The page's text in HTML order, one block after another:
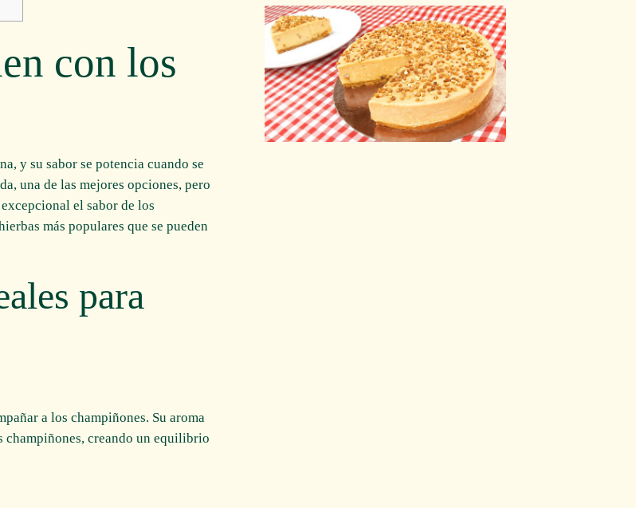
con los
y su sabor se potencia cuando se
una de las mejores opciones, pero
el sabor de los
más populares que se pueden
para
a los champiñones. Su aroma
champiñones, creando un equilibrio